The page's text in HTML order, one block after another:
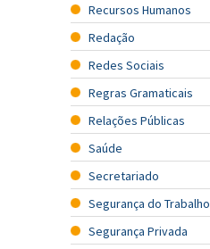
Recursos Humanos
Redação
Redes Sociais
Regras Gramaticais
Relações Públicas
Saúde
Secretariado
Segurança do Trabalho
Segurança Privada